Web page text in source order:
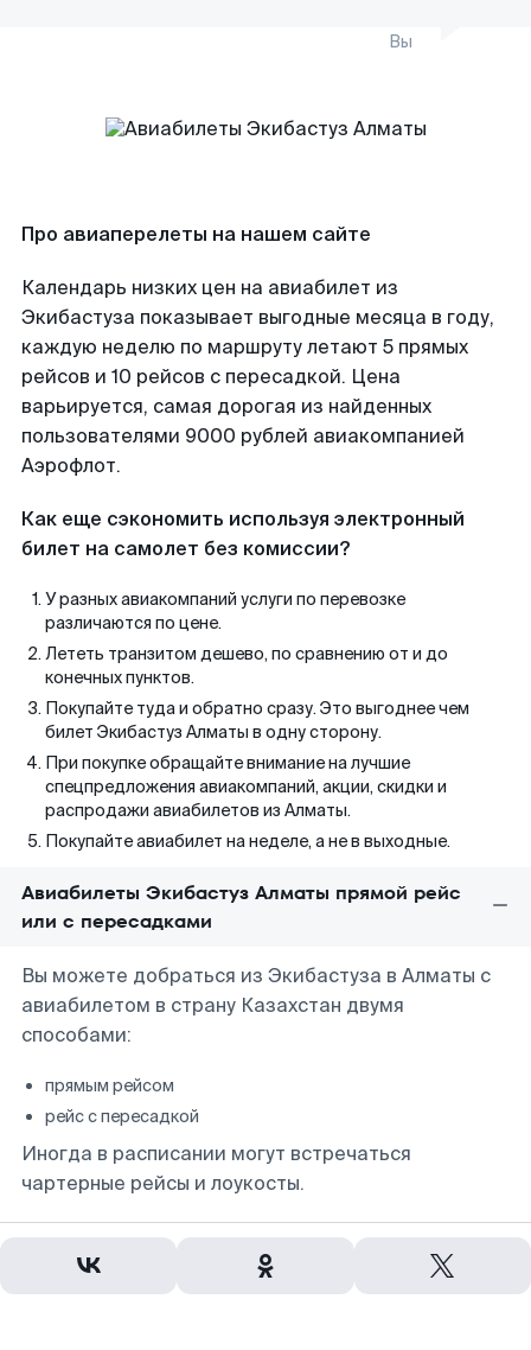
Вы
Про авиаперелеты на нашем сайте
Календарь низких цен на авиабилет из
Экибастуза показывает выгодные месяца в году,
каждую неделю по маршруту летают 5 прямых
рейсов и 10 рейсов с пересадкой. Цена
варьируется, самая дорогая из найденных
пользователями 9000 рублей авиакомпанией
Аэрофлот.
Как еще сэкономить используя электронный
билет на самолет без комиссии?
У разных авиакомпаний услуги по перевозке
различаются по цене.
Лететь транзитом дешево, по сравнению от и до
конечных пунктов.
Покупайте туда и обратно сразу. Это выгоднее чем
билет Экибастуз Алматы в одну сторону.
При покупке обращайте внимание на лучшие
спецпредложения авиакомпаний, акции, скидки и
распродажи авиабилетов из Алматы.
Покупайте авиабилет на неделе, а не в выходные.
Авиабилеты Экибастуз Алматы прямой рейс
или с пересадками
Вы можете добраться из Экибастуза в Алматы с
авиабилетом в страну Казахстан двумя
способами:
прямым рейсом
рейс с пересадкой
Иногда в расписании могут встречаться
чартерные рейсы и лоукосты.